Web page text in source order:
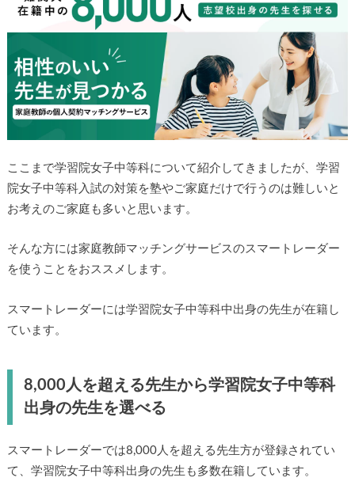
ここまで学習院女子中等科について紹介してきましたが、学習
院女子中等科入試の対策を塾やご家庭だけで行うのは難しいと
お考えのご家庭も多いと思います。
そんな方には家庭教師マッチングサービスのスマートレーダー
を使うことをおススメします。
スマートレーダーには学習院女子中等科中出身の先生が在籍し
ています。
8,000人を超える先生から学習院女子中等科
出身の先生を選べる
スマートレーダーでは8,000人を超える先生方が登録されてい
て、学習院女子中等科出身の先生も多数在籍しています。